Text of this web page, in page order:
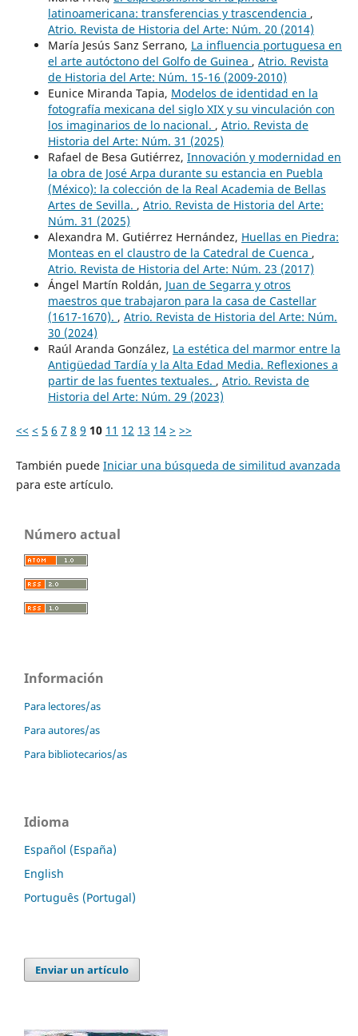
latinoamericana: transferencias y trascendencia ,
Atrio. Revista de Historia del Arte: Núm. 20 (2014)
María Jesús Sanz Serrano, La influencia portuguesa en
el arte autóctono del Golfo de Guinea , Atrio. Revista
de Historia del Arte: Núm. 15-16 (2009-2010)
Eunice Miranda Tapia, Modelos de identidad en la
fotografía mexicana del siglo XIX y su vinculación con
los imaginarios de lo nacional. , Atrio. Revista de
Historia del Arte: Núm. 31 (2025)
Rafael de Besa Gutiérrez, Innovación y modernidad en
la obra de José Arpa durante su estancia en Puebla
(México): la colección de la Real Academia de Bellas
Artes de Sevilla. , Atrio. Revista de Historia del Arte:
Núm. 31 (2025)
Alexandra M. Gutiérrez Hernández, Huellas en Piedra:
Monteas en el claustro de la Catedral de Cuenca ,
Atrio. Revista de Historia del Arte: Núm. 23 (2017)
Ángel Martín Roldán, Juan de Segarra y otros
maestros que trabajaron para la casa de Castellar
(1617-1670). , Atrio. Revista de Historia del Arte: Núm.
30 (2024)
Raúl Aranda González, La estética del marmor entre la
Antigüedad Tardía y la Alta Edad Media. Reflexiones a
partir de las fuentes textuales. , Atrio. Revista de
Historia del Arte: Núm. 29 (2023)
<< < 5 6 7 8 9 10 11 12 13 14 > >>
También puede Iniciar una búsqueda de similitud avanzada
para este artículo.
Número actual
Información
Para lectores/as
Para autores/as
Para bibliotecarios/as
Idioma
Español (España)
English
Português (Portugal)
Enviar un artículo